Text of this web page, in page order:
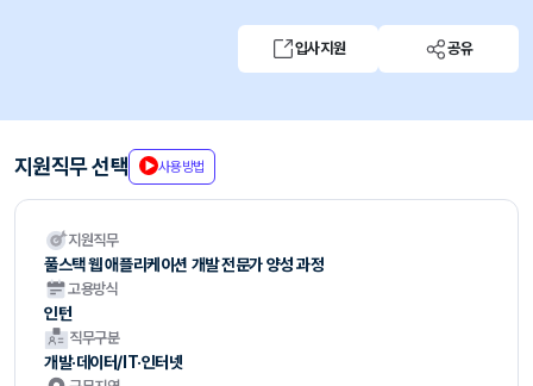
입사지원 공유
지원직무 선택 사용방법
지원직무
풀스택 웹 애플리케이션 개발 전문가 양성 과정
고용방식
인턴
직무구분
개발·데이터/IT·인터넷